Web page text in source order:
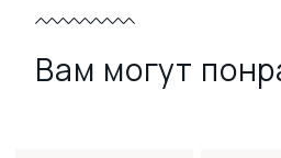
Вам могут